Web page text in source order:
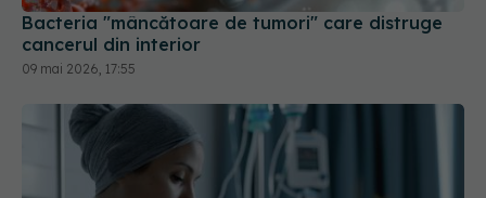
Bacteria "mâncătoare de tumori" care distruge
cancerul din interior
09 mai 2026, 17:55